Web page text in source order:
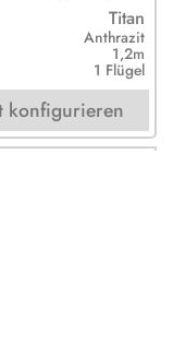
Titan
Anthrazit
1,2m
1 Flügel
konfigurieren